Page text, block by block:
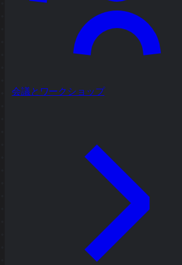
会議とワークショップ